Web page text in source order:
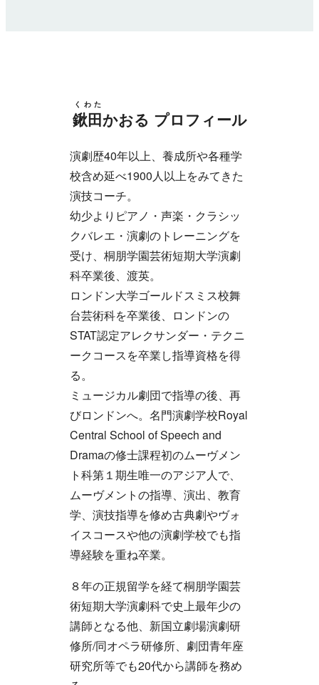
鍬田
くわた
かおる プロフィール
演劇歴40年以上、養成所や各種学
校含め延べ1900人以上をみてきた
演技コーチ。
幼少よりピアノ・声楽・クラシッ
クバレエ・演劇のトレーニングを
受け、桐朋学園芸術短期大学演劇
科卒業後、渡英。
ロンドン大学ゴールドスミス校舞
台芸術科を卒業後、ロンドンの
STAT認定アレクサンダー・テクニ
ークコースを卒業し指導資格を得
る。
ミュージカル劇団で指導の後、再
びロンドンへ。名門演劇学校Royal
Central School of Speech and
Dramaの修士課程初のムーヴメン
ト科第１期生唯一のアジア人で、
ムーヴメントの指導、演出、教育
学、演技指導を修め古典劇やヴォ
イスコースや他の演劇学校でも指
導経験を重ね卒業。
８年の正規留学を経て桐朋学園芸
術短期大学演劇科で史上最年少の
講師となる他、新国立劇場演劇研
修所/同オペラ研修所、劇団青年座
研究所等でも20代から講師を務め